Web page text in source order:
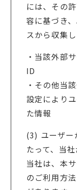
には、その
容に基づき
スから収集し
・当該外部
ID
・その他当
設定により
た情報
(3) ユーザー
たって、当
当社は、本
のご利用方